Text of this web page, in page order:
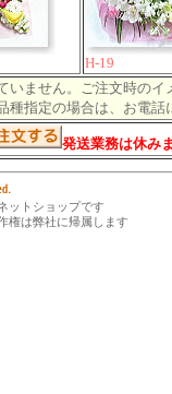
H-19
いません。ご注文時の
種指定の場合は、お電
発送業務は休み
ットショップです
権は弊社に帰属します